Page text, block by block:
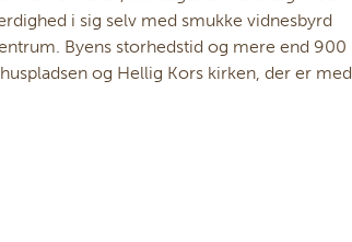
i sig selv med smukke vidnesbyrd
Byens storhedstid og mere end 900
og Hellig Kors kirken, der er med